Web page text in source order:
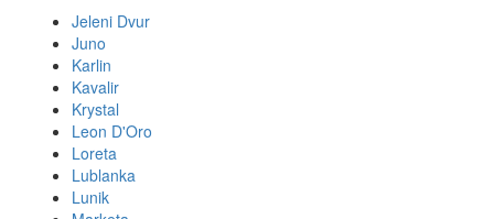
Jeleni Dvur
Juno
Karlin
Kavalir
Krystal
Leon D'Oro
Loreta
Lublanka
Lunik